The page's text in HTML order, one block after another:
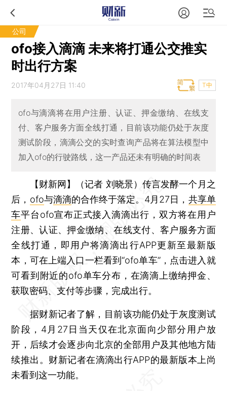
公司
ofo接入滴滴 未来将打通公交推实
时出行方案
2017年04月27日 11:40 T中
ofo与滴滴将在用户注册、认证、押金缴纳、在线支
付、客户服务方面全线打通，目前该功能仍处于灰度
测试阶段，滴滴公交的实时查询产品将在算法模型中
加入ofo的行驶路线，这一产品还未有明确的时间表
【财新网】（记者 刘晓景） 传言发酵一个月之
后， ofo与滴滴的合作终于落定。4月27日， 共享单
车平台ofo宣布正式接入滴滴出行，双方将在用户
注册、认证、押金缴纳、在线支付、客户服务方面
全线打通，即用户将滴滴出行APP更新至最新版
本，可在上端入口一栏看到“ofo单车”，点击进入就
可看到附近的ofo单车分布，在滴滴上缴纳押金、
获取密码、支付等步骤，完成出行。
据财新记者了解，目前该功能仍处于灰度测试
阶段，4月27日当天仅在北京面向少部分用户放
开，后续才会逐步向北京的全部用户及其他地方陆
续推出。财新记者在滴滴出行APP的最新版本上尚
未看到这一功能。